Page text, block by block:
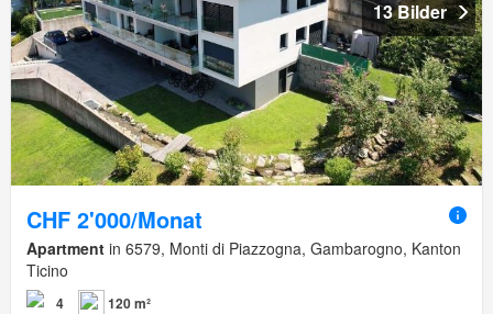
13 Bilder
CHF 2'000/Monat
Apartment in 6579, Monti di Piazzogna, Gambarogno, Kanton
Ticino
4
120 m²